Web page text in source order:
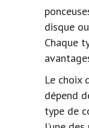
disque
Chaque
Le choix
dépend
type de